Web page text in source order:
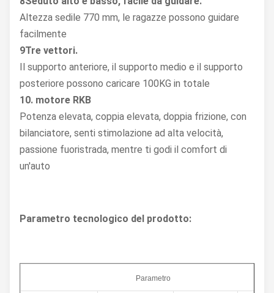
Altezza sedile 770 mm, le ragazze possono guidare
facilmente
9Tre vettori.
Il supporto anteriore, il supporto medio e il supporto
posteriore possono caricare 100KG in totale
10. motore RKB
Potenza elevata, coppia elevata, doppia frizione, con
bilanciatore, senti stimolazione ad alta velocità,
passione fuoristrada, mentre ti godi il comfort di
un'auto
Parametro tecnologico del prodotto:
Parametro